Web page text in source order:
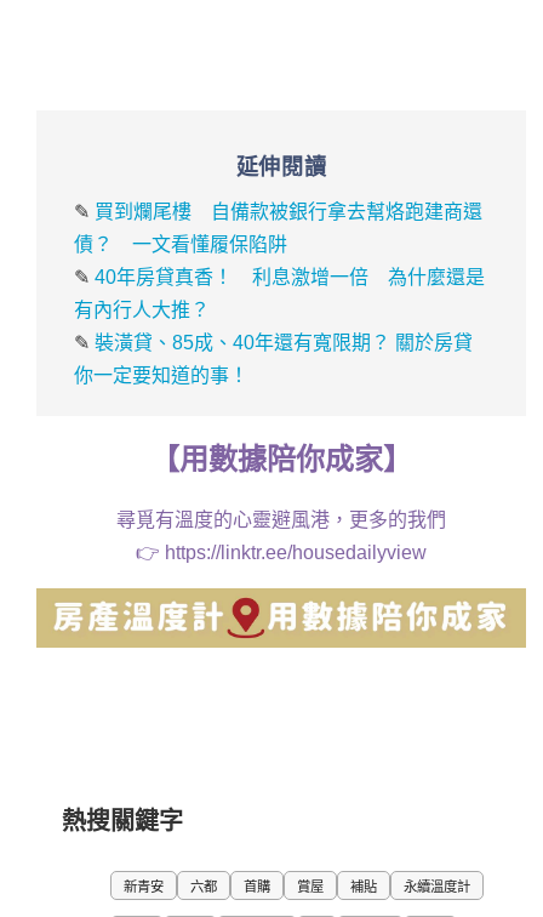
延伸閱讀
✎ 買到爛尾樓 自備款被銀行拿去幫烙跑建商還
債？ 一文看懂履保陷阱
✎40年房貸真香！ 利息激增一倍 為什麼還是
有內行人大推？
✎裝潢貸、85成、40年還有寬限期？ 關於房貸
你一定要知道的事！
【用數據陪你成家】
尋覓有溫度的心靈避風港，更多的我們
👉 https://linktr.ee/housedailyview
熱搜關鍵字
新青安 六都 首購 賞屋 補貼 永續溫度計